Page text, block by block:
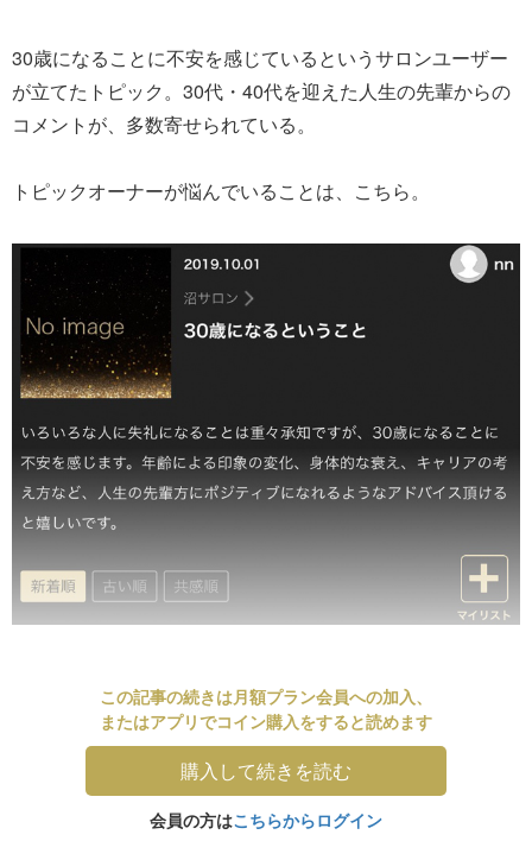
30歳になることに不安を感じているというサロンユーザー
が立てたトピック。30代・40代を迎えた人生の先輩からの
コメントが、多数寄せられている。
トピックオーナーが悩んでいることは、こちら。
この記事の続きは月額プラン会員への加入、
またはアプリでコイン購入をすると読めます
購入して続きを読む
会員の方はこちらからログイン